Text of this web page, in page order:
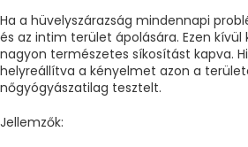
Ha a hüvelyszárazság mindennapi
és az intim terület ápolására. Ezen
nagyon természetes síkosítást kapva.
helyreállítva a kényelmet azon a
nőgyógyászatilag tesztelt.
Jellemzők: